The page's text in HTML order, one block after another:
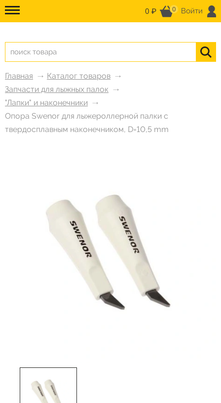
0 ₽ 0 Войти
Главная
Каталог товаров
Запчасти для лыжных палок
"Лапки" и наконечники
Опора Swenor для лыжероллерной палки с
твердосплавным наконечником, D=10,5 mm